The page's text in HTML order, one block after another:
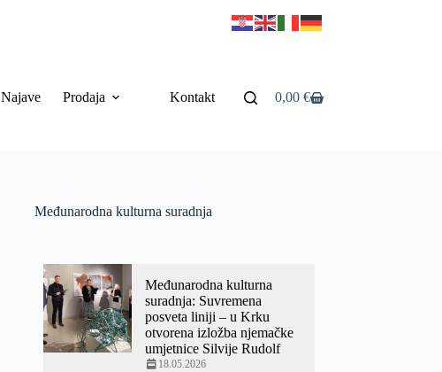
Najave Prodaja Kontakt 0,00 €
Međunarodna kulturna suradnja
Međunarodna kulturna
suradnja: Suvremena
posveta liniji – u Krku
otvorena izložba njemačke
umjetnice Silvije Rudolf
18.05.2026